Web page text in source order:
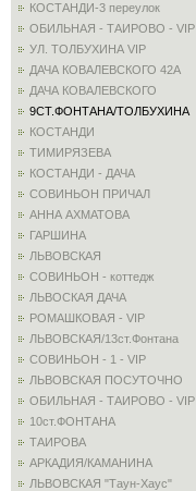
КОСТАНДИ-3 переулок
ОБИЛЬНАЯ - ТАИРОВО - VIP
УЛ. ТОЛБУХИНА VIP
ДАЧА КОВАЛЕВСКОГО 42А
ДАЧА КОВАЛЕВСКОГО
9СТ.ФОНТАНА/ТОЛБУХИНА
КОСТАНДИ
ТИМИРЯЗЕВА
КОСТАНДИ - ДАЧА
СОВИНЬОН ПРИЧАЛ
АННА АХМАТОВА
ГАРШИНА
ЛЬВОВСКАЯ
СОВИНЬОН - коттедж
ЛЬВОСКАЯ ДАЧА
РОМАШКОВАЯ - VIP
ЛЬВОВСКАЯ/13ст.Фонтана
СОВИНЬОН - 1 - VIP
ЛЬВОВСКАЯ ПОСУТОЧНО
ОБИЛЬНАЯ - ТАИРОВО - VIP
10ст.ФОНТАНА
ТАИРОВА
АРКАДИЯ/КАМАНИНА
ЛЬВОВСКАЯ "Таун-Хаус"